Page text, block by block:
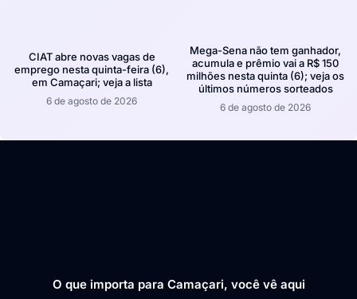
CIAT abre novas vagas de
emprego nesta quinta-feira (6),
em Camaçari; veja a lista
6 de agosto de 2026
Mega-Sena não tem ganhador,
acumula e prêmio vai a R$ 150
milhões nesta quinta (6); veja os
últimos números sorteados
6 de agosto de 2026
O que importa para Camaçari, você vê aqui